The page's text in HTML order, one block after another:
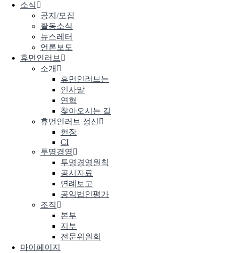
소식
공지/모집
활동소식
뉴스레터
언론보도
휴먼인러브
소개
휴먼인러브는
인사말
연혁
찾아오시는 길
휴먼인러브 정신
헌장
CI
투명경영
투명경영원칙
공시자료
연례보고
공익법인평가
조직
본부
지부
전문위원회
마이페이지